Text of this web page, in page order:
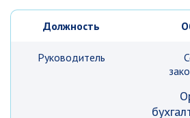
Должность
Руководитель